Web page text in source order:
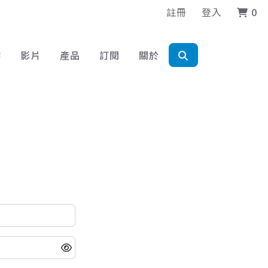
註冊 登入 0
影片 產品 訂閱 關於